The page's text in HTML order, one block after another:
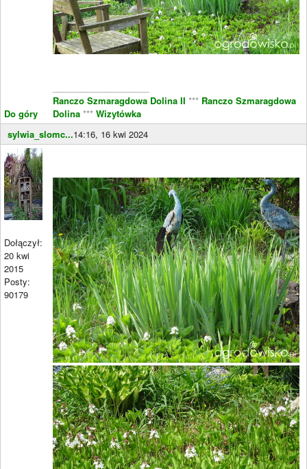
Do góry
Ranczo Szmaragdowa Dolina II *** Ranczo Szmaragdowa
Dolina *** Wizytówka
sylwia_slomc...14:16, 16 kwi 2024
Dołączył:
20 kwi
2015
Posty:
90179